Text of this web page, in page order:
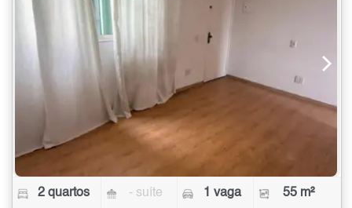
2 quartos - suíte 1 vaga 55 m²